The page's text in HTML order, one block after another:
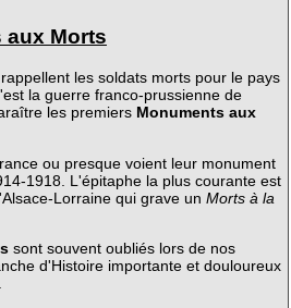
aux Morts
les soldats morts pour le pays
la guerre franco-prussienne de
les premiers Monuments aux
ou presque voient leur monument
1918. L'épitaphe la plus courante est
Lorraine qui grave un Morts à la
sont souvent oubliés lors de nos
d'Histoire importante et douloureux